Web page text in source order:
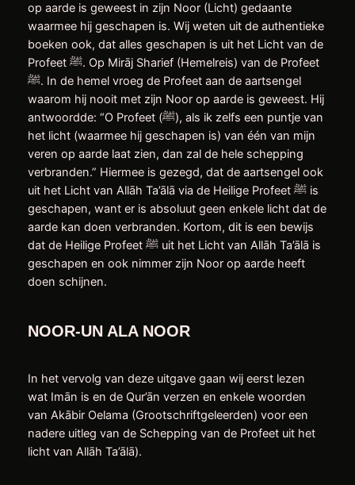
op aarde is geweest in zijn Noor (Licht) gedaante
waarmee hij geschapen is. Wij weten uit de authentieke
boeken ook, dat alles geschapen is uit het Licht van de
Profeet ﷺ. Op Mirāj Sharief (Hemelreis) van de Profeet
ﷺ. In de hemel vroeg de Profeet aan de aartsengel
waarom hij nooit met zijn Noor op aarde is geweest. Hij
antwoordde: “O Profeet (ﷺ), als ik zelfs een puntje van
het licht (waarmee hij geschapen is) van één van mijn
veren op aarde laat zien, dan zal de hele schepping
verbranden.” Hiermee is gezegd, dat de aartsengel ook
uit het Licht van Allāh Ta’ālā via de Heilige Profeet ﷺ is
geschapen, want er is absoluut geen enkele licht dat de
aarde kan doen verbranden. Kortom, dit is een bewijs
dat de Heilige Profeet ﷺ uit het Licht van Allāh Ta’ālā is
geschapen en ook nimmer zijn Noor op aarde heeft
doen schijnen.
NOOR-UN ALA NOOR
In het vervolg van deze uitgave gaan wij eerst lezen
wat Imān is en de Qur’ān verzen en enkele woorden
van Akābir Oelama (Grootschriftgeleerden) voor een
nadere uitleg van de Schepping van de Profeet uit het
licht van Allāh Ta’ālā).